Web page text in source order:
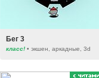
Бег 3
класс! • экшен, аркадные, 3d